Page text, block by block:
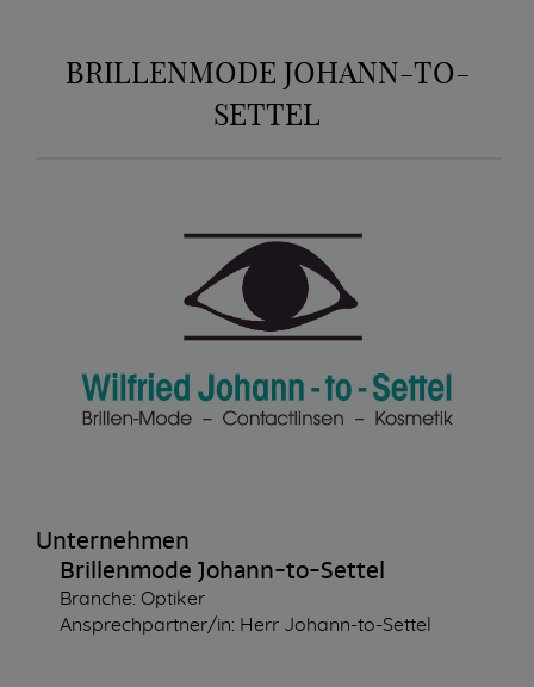
BRILLENMODE JOHANN-TO-
SETTEL
Unternehmen
Brillenmode Johann-to-Settel
Branche: Optiker
Ansprechpartner/in: Herr Johann-to-Settel